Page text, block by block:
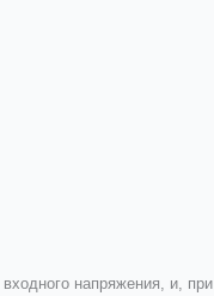
напряжения, и, при